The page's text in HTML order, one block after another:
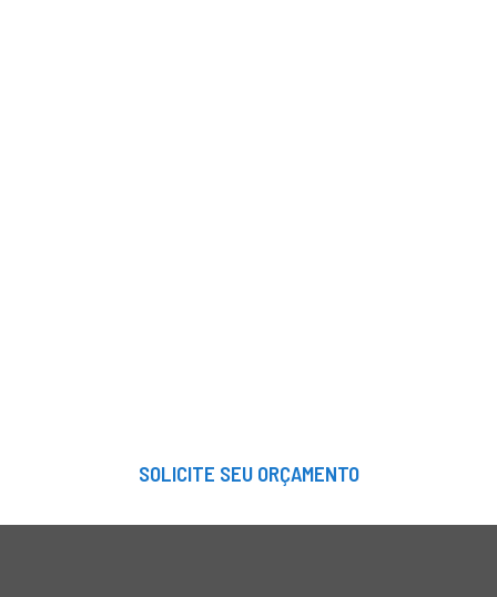
SOLICITE SEU ORÇAMENTO